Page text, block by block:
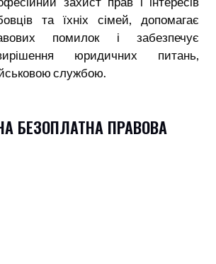
та їхніх сімей, допомагає
помилок і забезпечує
юридичних питань,
службою.
БЕЗОПЛАТНА ПРАВОВА